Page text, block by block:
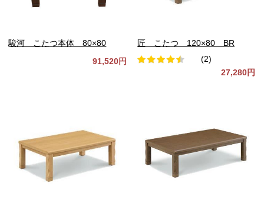
駿河 こたつ本体 80×80
91,520円
匠 こたつ 120×80 BR
(2)
27,280円